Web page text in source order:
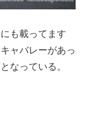
も載ってます
ャバレーがあっ
なっている。